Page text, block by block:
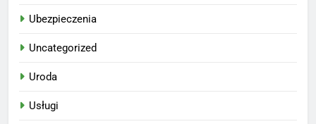
Ubezpieczenia
Uncategorized
Uroda
Usługi